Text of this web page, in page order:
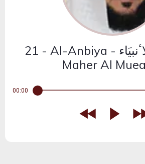
21 - Al-Anbiya - سُوۡرَةُ الاٴنبیَاء -
Maher Al
00:00